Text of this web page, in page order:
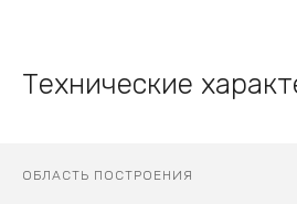
Технические
ОБЛАСТЬ ПОСТРОЕНИЯ